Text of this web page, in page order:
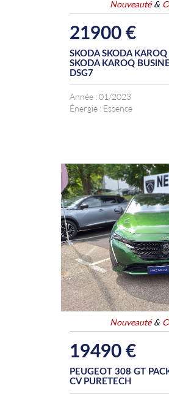
Nouveauté&
21900 €
SKODA SKODA
SKODA KAROQ
DSG7
Année : 01/2023
Énergie : Essence
Nouveauté&
19490 €
PEUGEOT 308 GT
CV PURETECH